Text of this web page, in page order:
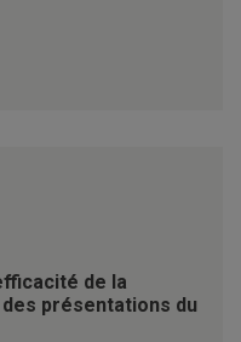
de la
présentations du